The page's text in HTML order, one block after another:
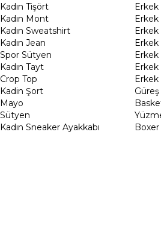
Kadın Tişört
Kadın Mont
Kadın Sweatshirt
Kadın Jean
Spor Sütyen
Kadın Tayt
Crop Top
Kadin Şort
Mayo
Sütyen
Kadın Sneaker Ayakkabı
Erkek
Erkek
Erkek
Erkek
Güreş
Boxer